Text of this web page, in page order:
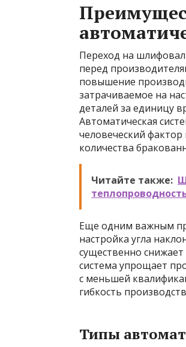
Переход на
перед
повышение
затрачиваемое на
деталей за единицу
Автоматическая
человеческий
количества
Читайте также:
Еще одним важным
настройка угла
существенно
система упрощает
с меньшей
гибкость
Типы